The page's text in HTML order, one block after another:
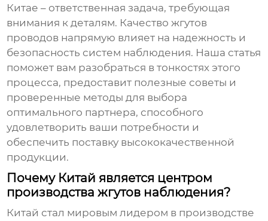
Китае – ответственная задача, требующая
внимания к деталям. Качество жгутов
проводов напрямую влияет на надежность и
безопасность систем наблюдения. Наша статья
поможет вам разобраться в тонкостях этого
процесса, предоставит полезные советы и
проверенные методы для выбора
оптимального партнера, способного
удовлетворить ваши потребности и
обеспечить поставку высококачественной
продукции.
Почему Китай является центром
производства жгутов наблюдения?
Китай стал мировым лидером в производстве